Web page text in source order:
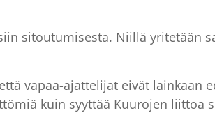
sitoutumisesta. Niillä yritetään
vapaa-ajattelijat eivät lainkaan
kuin syyttää Kuurojen liittoa